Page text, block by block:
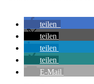
teilen
teilen
teilen
teilen
E-Mail